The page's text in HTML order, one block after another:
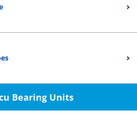
Bearing Units